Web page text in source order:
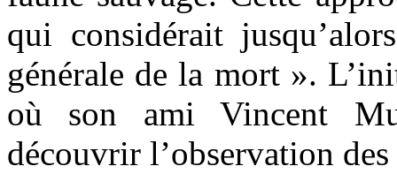
qui considérait
générale de la mort ».
où son ami Vincent
découvrir l’observation